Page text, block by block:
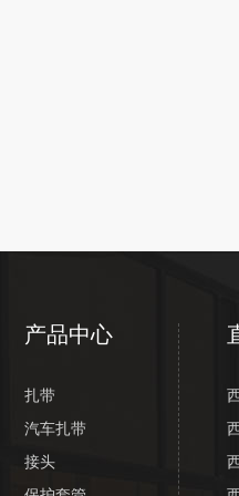
产品中心
扎带
汽车扎带
接头